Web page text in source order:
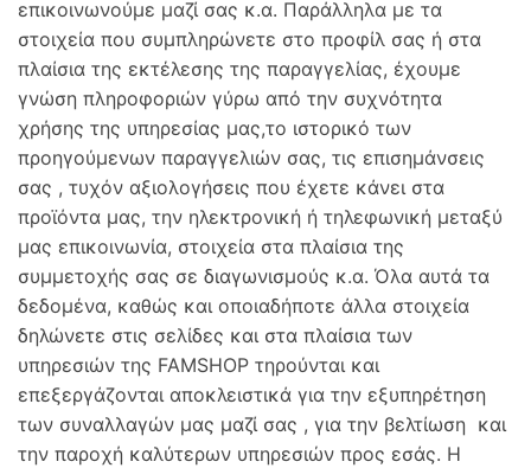
επικοινωνούμε μαζί σας κ.α. Παράλληλα με τα
στοιχεία που συμπληρώνετε στο προφίλ σας ή στα
πλαίσια της εκτέλεσης της παραγγελίας, έχουμε
γνώση πληροφοριών γύρω από την συχνότητα
χρήσης της υπηρεσίας μας,το ιστορικό των
προηγούμενων παραγγελιών σας, τις επισημάνσεις
σας , τυχόν αξιολογήσεις που έχετε κάνει στα
προϊόντα μας, την ηλεκτρονική ή τηλεφωνική μεταξύ
μας επικοινωνία, στοιχεία στα πλαίσια της
συμμετοχής σας σε διαγωνισμούς κ.α. Όλα αυτά τα
δεδομένα, καθώς και οποιαδήποτε άλλα στοιχεία
δηλώνετε στις σελίδες και στα πλαίσια των
υπηρεσιών της FAMSHOP τηρούνται και
επεξεργάζονται αποκλειστικά για την εξυπηρέτηση
των συναλλαγών μας μαζί σας , για την βελτίωση και
την παροχή καλύτερων υπηρεσιών προς εσάς. Η